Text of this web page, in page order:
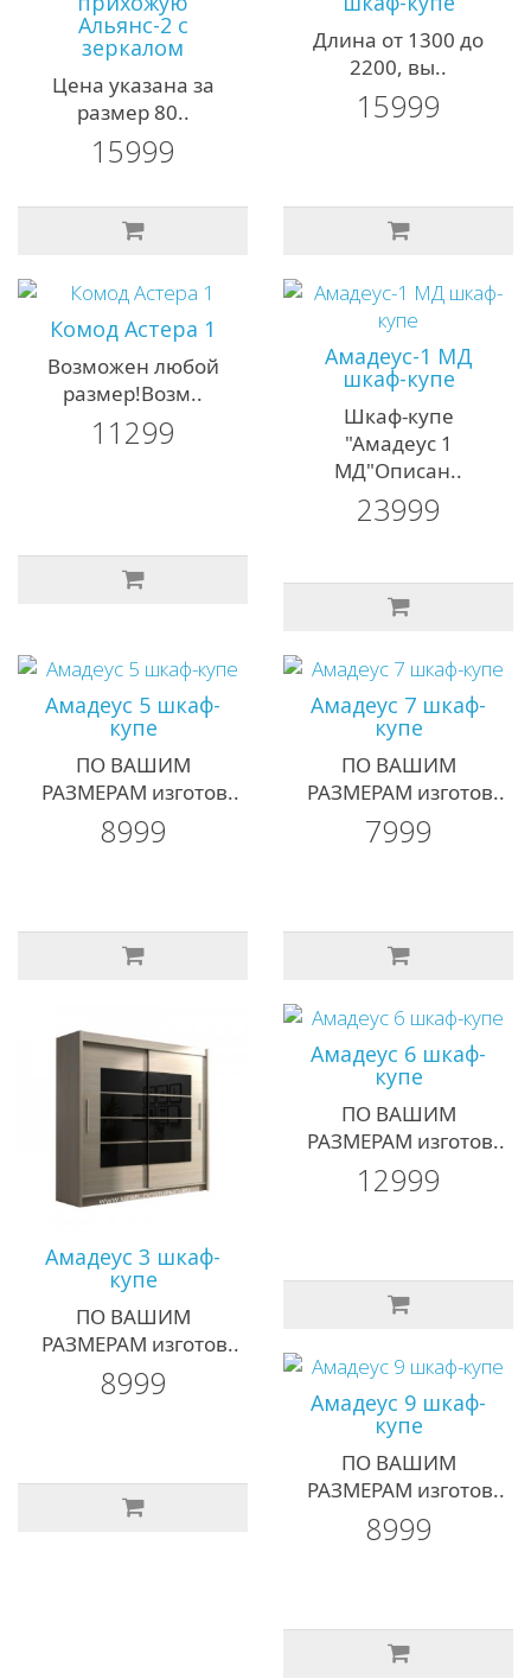
Альянс-2 с
зеркалом
Цена указана за
размер 80..
15999
Длина от 1300 до
2200, вы..
15999
Комод Астера 1
Возможен любой
размер!Возм..
11299
Амадеус-1 MД
шкаф-купе
Шкаф-купе
"Амадеус 1
МД"Описан..
23999
Амадеус 5 шкаф-
купе
ПО ВАШИМ
РАЗМЕРАМ изготов..
8999
Амадеус 7 шкаф-
купе
ПО ВАШИМ
РАЗМЕРАМ изготов..
7999
Амадеус 3 шкаф-
купе
ПО ВАШИМ
РАЗМЕРАМ изготов..
8999
Амадеус 6 шкаф-
купе
ПО ВАШИМ
РАЗМЕРАМ изготов..
12999
Амадеус 9 шкаф-
купе
ПО ВАШИМ
РАЗМЕРАМ изготов..
8999